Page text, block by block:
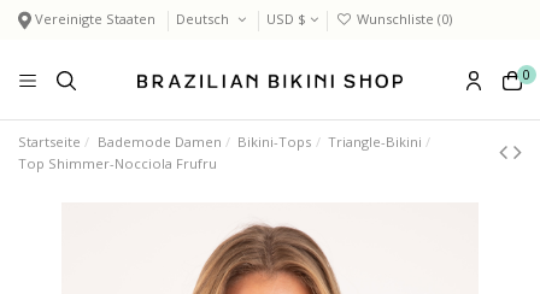
Vereinigte Staaten Deutsch USD $ Wunschliste (0)
0
Startseite Bademode Damen Bikini-Tops
Triangle-Bikini
Top Shimmer-Nocciola Frufru